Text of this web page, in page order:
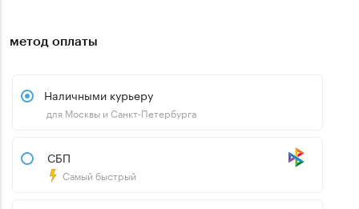
метод оплаты
Наличными курьеру
для Москвы и Санкт-Петербурга
СБП
Самый быстрый